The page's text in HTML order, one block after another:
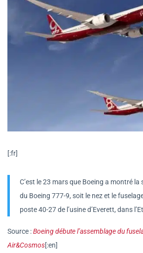
[:fr]
C’est le 23 mars que Boeing a montré
du Boeing 777-9, soit le nez et le
poste 40-27 de l’usine d’Everett, dans
Source :Boeing débute l’assemblage du
Air&Cosmos[:en]